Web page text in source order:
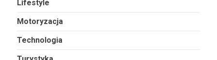
Lifestyle
Motoryzacja
Technologia